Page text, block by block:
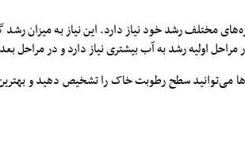
مختلف رشد خود نیاز دارد. این نیاز به میزان رشد
اولیه رشد به آب بیشتری نیاز دارد و در مراحل
می‌توانید سطح رطوبت خاک را تشخیص دهید و بهترین